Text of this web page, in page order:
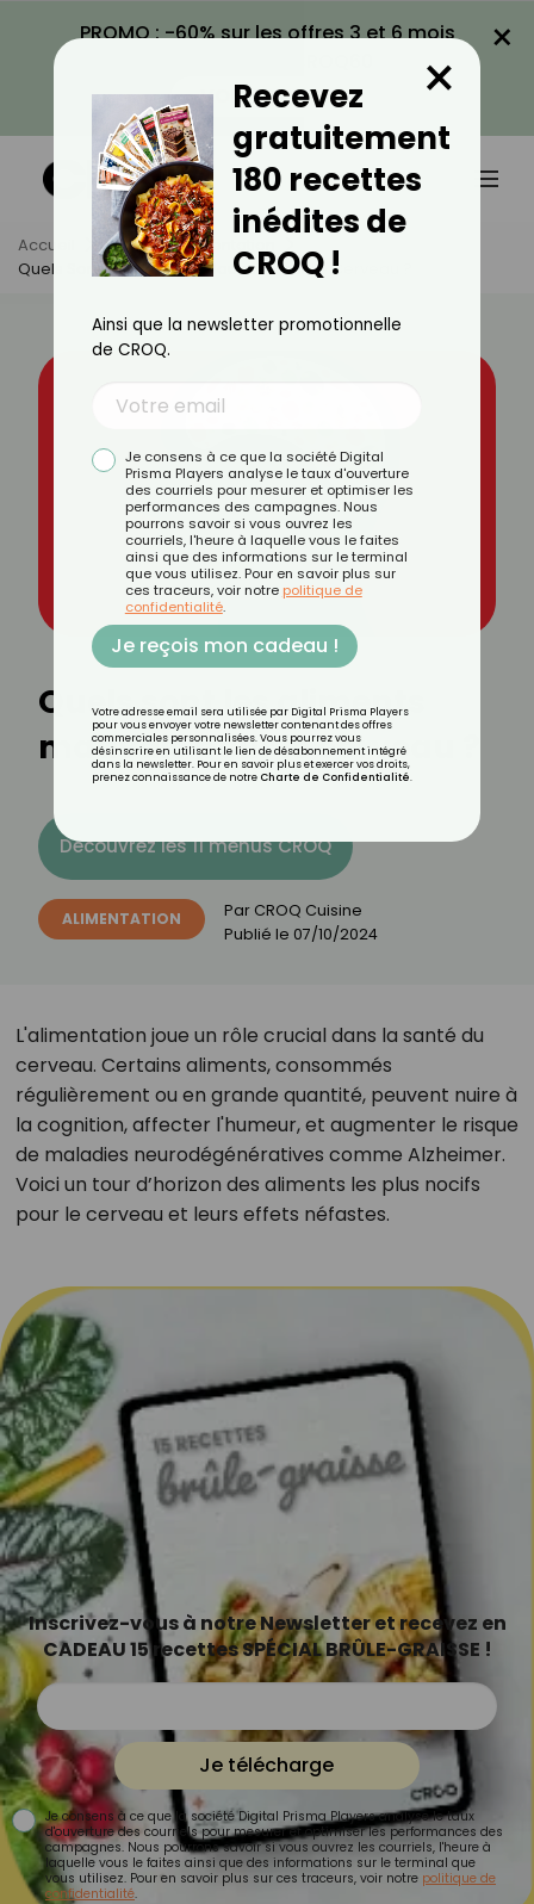
PROMO : -60% sur les offres 3 et 6 mois
VOIR LA PROMO
×
Accueil Actus
Alimentation
Quels Sont Les Aliments Mauvais Pour Le Cerveau ?
Quels sont les aliments
mauvais pour le cerveau ?
Découvrez les 11 menus CROQ
ALIMENTATION Par CROQ Cuisine
Publié le 07/10/2024
L'alimentation joue un rôle crucial dans la santé du
cerveau. Certains aliments, consommés
régulièrement ou en grande quantité, peuvent nuire à
la cognition, affecter l'humeur, et augmenter le risque
de maladies neurodégénératives comme Alzheimer.
Voici un tour d’horizon des aliments les plus nocifs
pour le cerveau et leurs effets néfastes.
Inscrivez-vous à notre Newsletter et recevez en
CADEAU 15 recettes SPÉCIAL BRÛLE-GRAISSE !
Je télécharge
Je consens à ce que la société Digital Prisma Players analyse le taux
d'ouverture des courriels pour mesurer et optimiser les performances des
campagnes. Nous pourrons savoir si vous ouvrez les courriels, l'heure à
laquelle vous le faites ainsi que des informations sur le terminal que
vous utilisez. Pour en savoir plus sur ces traceurs, voir notre politique de
confidentialité.
Recevez
gratuitement
180 recettes
inédites de
CROQ !
×
Ainsi que la newsletter promotionnelle
de CROQ.
Je consens à ce que la société Digital
Prisma Players analyse le taux d'ouverture
des courriels pour mesurer et optimiser les
performances des campagnes. Nous
pourrons savoir si vous ouvrez les
courriels, l'heure à laquelle vous le faites
ainsi que des informations sur le terminal
que vous utilisez. Pour en savoir plus sur
ces traceurs, voir notre politique de
confidentialité.
Je reçois mon cadeau !
Votre adresse email sera utilisée par Digital Prisma Players
pour vous envoyer votre newsletter contenant des offres
commerciales personnalisées. Vous pourrez vous
désinscrire en utilisant le lien de désabonnement intégré
dans la newsletter. Pour en savoir plus et exercer vos droits,
prenez connaissance de notre Charte de Confidentialité.